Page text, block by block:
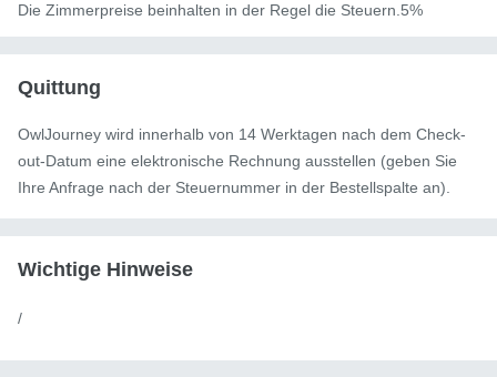
Die Zimmerpreise beinhalten in der Regel die Steuern.5%
Quittung
OwlJourney wird innerhalb von 14 Werktagen nach dem Check-
out-Datum eine elektronische Rechnung ausstellen (geben Sie
Ihre Anfrage nach der Steuernummer in der Bestellspalte an).
Wichtige Hinweise
/